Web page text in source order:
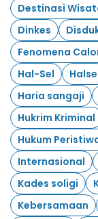
Destinasi
Dinkes
Fenomena
Hal-Sel
Haria sangaji
Hukrim Kriminal
Hukum
Internasional
Kades soligi
Kebersamaan